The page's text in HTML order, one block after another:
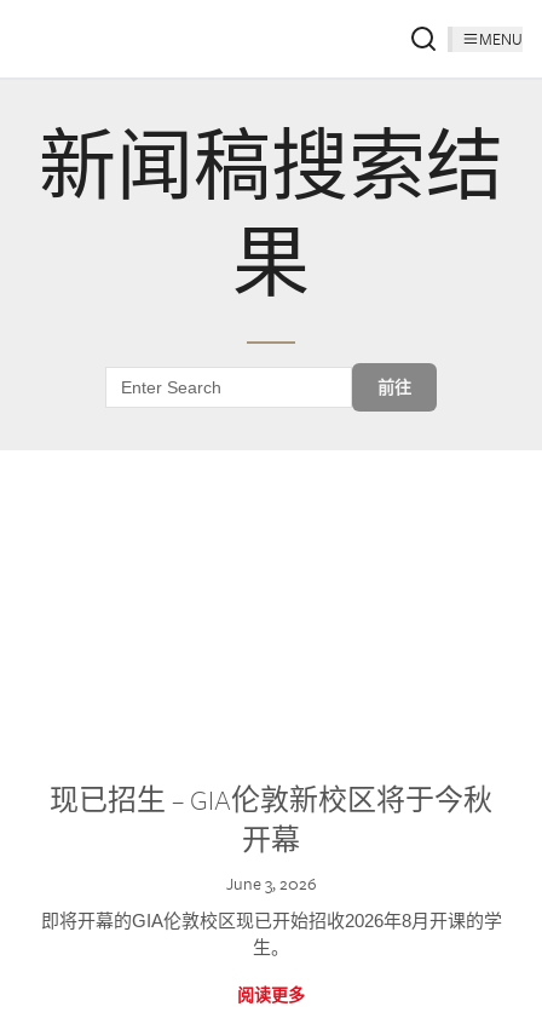
MENU
新闻稿搜索结
果
前往
现已招生 – GIA伦敦新校区将于今秋
开幕
June 3, 2026
即将开幕的GIA伦敦校区现已开始招收2026年8月开课的学
生。
阅读更多